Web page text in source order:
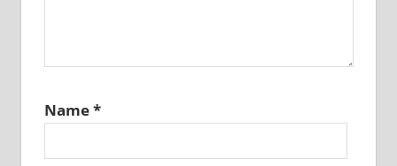
Name*